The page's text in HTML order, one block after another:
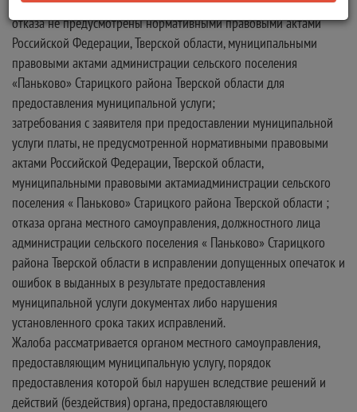
отказа не предусмотрены нормативными правовыми актами
Российской Федерации, Тверской области, муниципальными
правовыми актами администрации сельского поселения
«Паньково» Старицкого района Тверской области для
предоставления муниципальной услуги;
затребования с заявителя при предоставлении муниципальной
услуги платы, не предусмотренной нормативными правовыми
актами Российской Федерации, Тверской области,
муниципальными правовыми актамиадминистрации сельского
поселения « Паньково» Старицкого района Тверской области ;
отказа органа местного самоуправления, должностного лица
администрации сельского поселения « Паньково» Старицкого
района Тверской области в исправлении допущенных опечаток и
ошибок в выданных в результате предоставления
муниципальной услуги документах либо нарушения
установленного срока таких исправлений.
Жалоба рассматривается органом местного самоуправления,
предоставляющим муниципальную услугу, порядок
предоставления которой был нарушен вследствие решений и
действий (бездействия) органа, предоставляющего